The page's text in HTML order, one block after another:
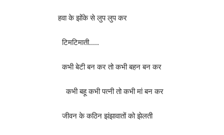
हवा के झोंके से लुप लुप कर
टिमटिमाती…..
कभी बेटी बन कर तो कभी बहन बन कर
कभी बहू कभी पत्नी तो कभी मां बन कर
जीवन के कठिन झंझावातों को झेलती